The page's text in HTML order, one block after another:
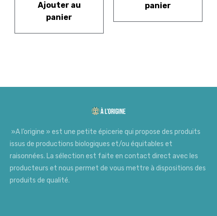
Ajouter au
panier
panier
»A l’origine » est une petite épicerie qui propose des produits
issus de productions biologiques et/ou équitables et
raisonnées. La sélection est faite en contact direct avec les
producteurs et nous permet de vous mettre à dispositions des
produits de qualité.